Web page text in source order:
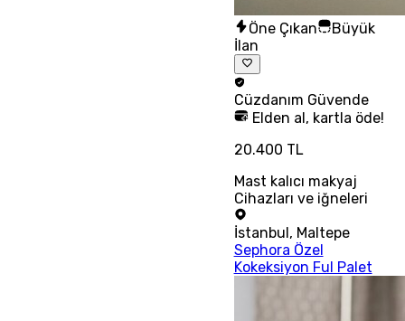
Öne Çıkan
Büyük
İlan
Cüzdanım Güvende
Elden al, kartla öde!
20.400 TL
Mast kalıcı makyaj
Cihazları ve iğneleri
İstanbul , Maltepe
Sephora Özel
Kokeksiyon Ful Palet